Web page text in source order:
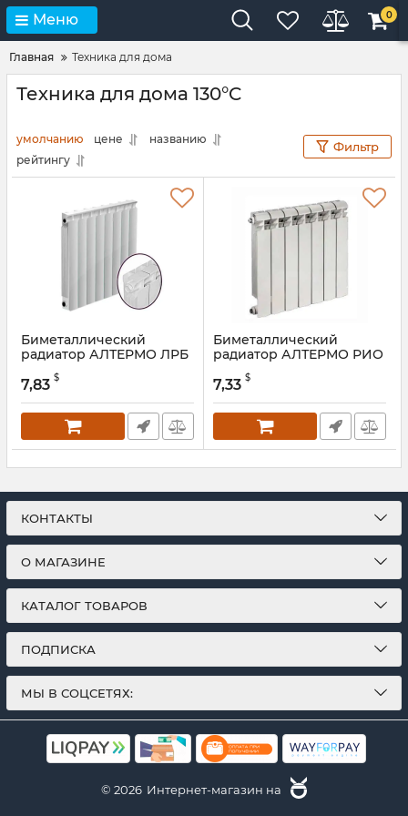
Меню 0
Главная Техника для дома
Техника для дома 130°C
умолчанию цене
названию
рейтингу
Фильтр
Биметаллический
радиатор АЛТЕРМО ЛРБ
7,83 $
Биметаллический
радиатор АЛТЕРМО РИО
7,33 $
КОНТАКТЫ
О МАГАЗИНЕ
КАТАЛОГ ТОВАРОВ
ПОДПИСКА
МЫ В СОЦСЕТЯХ:
© 2026 Интернет-магазин на